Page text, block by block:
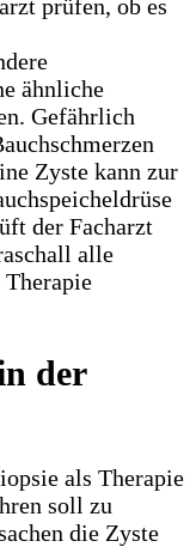
prüfen, ob es
ähnliche
Gefährlich
Zyste kann zur
der Facharzt
alle
Therapie
der
als Therapie
soll zu
die Zyste